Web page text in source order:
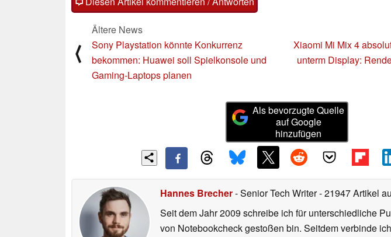
⟨
Ältere News
Sony Playstation könnte Konkurrenz
bekommen: Huawei soll Spielkonsole und
Gaming-Laptops planen
Xiaomi Mi Mix 4
unterm Display:
Als bevorzugte Quelle
auf Google
hinzufügen
Hannes Brecher- Senior Tech Writer- 21947 Artikel
Seit dem Jahr 2009 schreibe ich für unterschiedliche
von Notebookcheck gestoßen bin. Seitdem verbinde